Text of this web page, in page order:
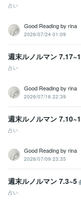
占い
Good Reading by rina
2026/07/24 01:09
週末ルノルマン
占い
Good Reading by rina
2026/07/16 22:39
週末ルノルマン
占い
Good Reading by rina
2026/07/09 23:35
週末ルノルマン 7.3~5
占い